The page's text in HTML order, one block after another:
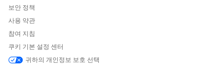
In the Identity Verification admin setup assistant, click
보안 정책
사용 약관
참여 지침
쿠키 기본 설정 센터
귀하의 개인정보 보호 선택